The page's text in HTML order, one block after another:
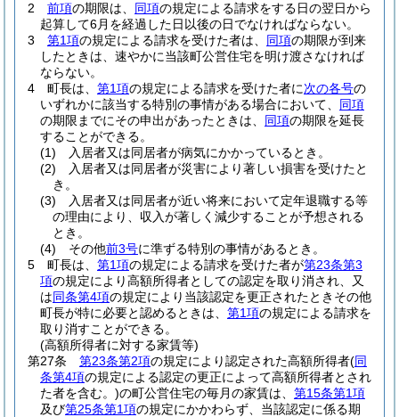
2
前項の期限は、 同項の規定による請求をする日の翌日から
起算して6月を経過した日以後の日でなければならない。
3
第1項の規定による請求を受けた者は、 同項の期限が到来
したときは、速やかに当該町公営住宅を明け渡さなければ
ならない。
4
町長は、 第1項の規定による請求を受けた者に次の各号の
いずれかに該当する特別の事情がある場合において、 同項
の期限までにその申出があったときは、 同項の期限を延長
することができる。
(1)
入居者又は同居者が病気にかかっているとき。
(2)
入居者又は同居者が災害により著しい損害を受けたと
き。
(3)
入居者又は同居者が近い将来において定年退職する等
の理由により、収入が著しく減少することが予想される
とき。
(4)
その他前3号に準ずる特別の事情があるとき。
5
町長は、 第1項の規定による請求を受けた者が第23条第3
項の規定により高額所得者としての認定を取り消され、又
は同条第4項の規定により当該認定を更正されたときその他
町長が特に必要と認めるときは、 第1項の規定による請求を
取り消すことができる。
(高額所得者に対する家賃等)
第27条
第23条第2項の規定により認定された高額所得者(同
条第4項の規定による認定の更正によって高額所得者とされ
た者を含む。)の町公営住宅の毎月の家賃は、 第15条第1項
及び第25条第1項の規定にかかわらず、当該認定に係る期